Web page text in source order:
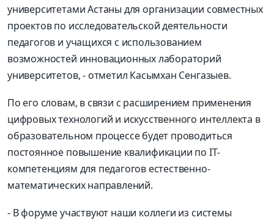
университетами Астаны для организации совместных
проектов по исследовательской деятельности
педагогов и учащихся с использованием
возможностей инновационных лабораторий
университетов, - отметил Касымхан Сенгазыев.
По его словам, в связи с расширением применения
цифровых технологий и искусственного интеллекта в
образовательном процессе будет проводиться
постоянное повышение квалификации по IT-
компетенциям для педагогов естественно-
математических направлений.
- В форуме участвуют наши коллеги из системы